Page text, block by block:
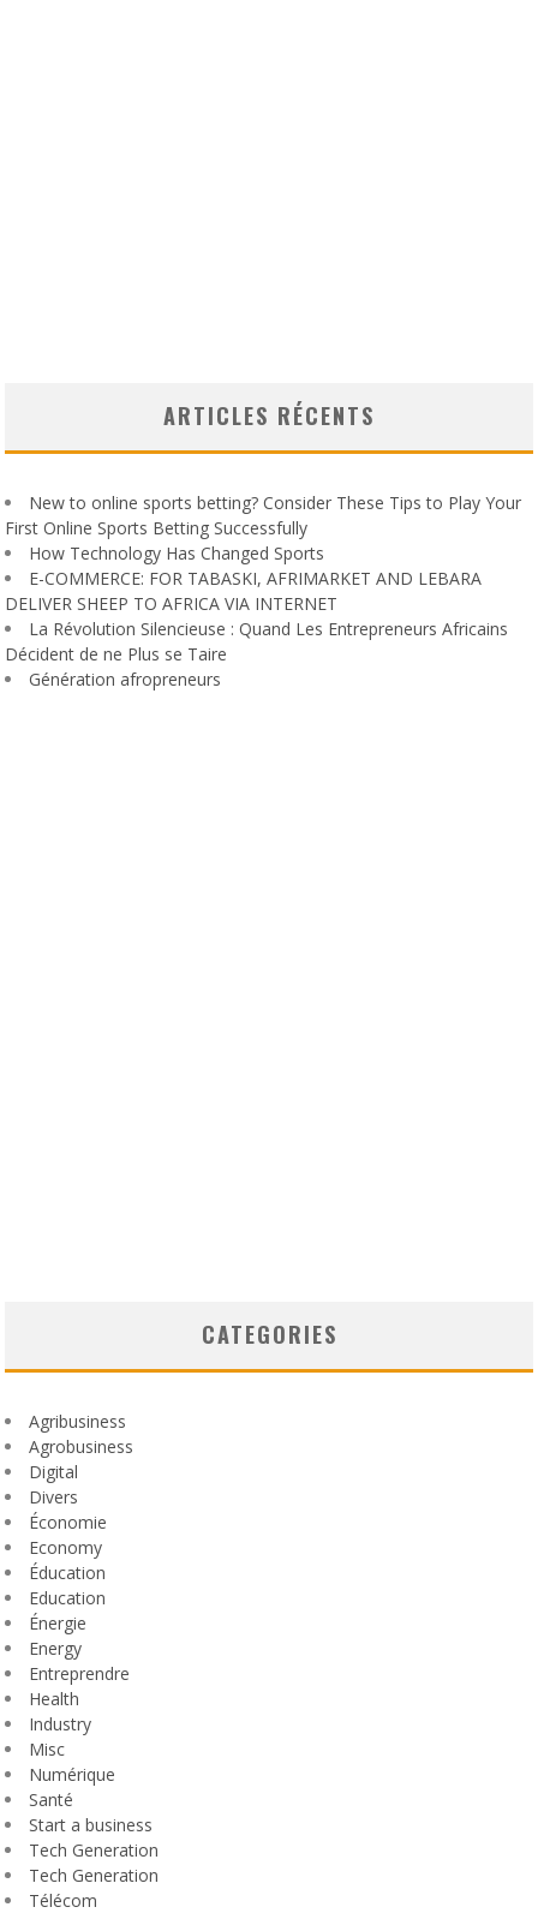
ARTICLES RÉCENTS
New to online sports betting? Consider These Tips to Play Your
First Online Sports Betting Successfully
How Technology Has Changed Sports
E-COMMERCE: FOR TABASKI, AFRIMARKET AND LEBARA
DELIVER SHEEP TO AFRICA VIA INTERNET
La Révolution Silencieuse : Quand Les Entrepreneurs Africains
Décident de ne Plus se Taire
Génération afropreneurs
CATEGORIES
Agribusiness
Agrobusiness
Digital
Divers
Économie
Economy
Éducation
Education
Énergie
Energy
Entreprendre
Health
Industry
Misc
Numérique
Santé
Start a business
Tech Generation
Tech Generation
Télécom